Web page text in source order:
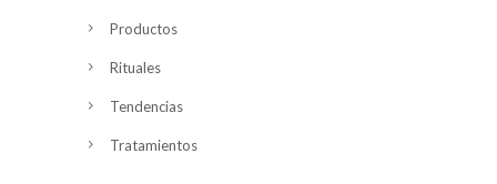
Productos
Rituales
Tendencias
Tratamientos